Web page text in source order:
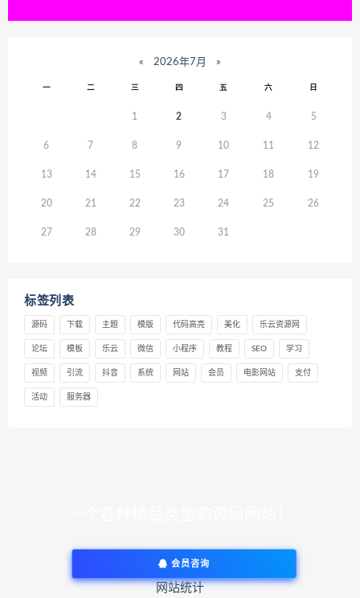
« 2026年7月 »
一 二 三 四 五 六 日
1 2 3 4 5
6 7 8 9 10 11 12
13 14 15 16 17 18 19
20 21 22 23 24 25 26
27 28 29 30 31
标签列表
源码 下载 主题 模版 代码高亮 美化 乐云资源网
论坛 模板 乐云 微信 小程序 教程 SEO 学习
视频 引流 抖音 系统 网站 会员 电影网站 支付
活动 服务器
会员咨询
网站统计